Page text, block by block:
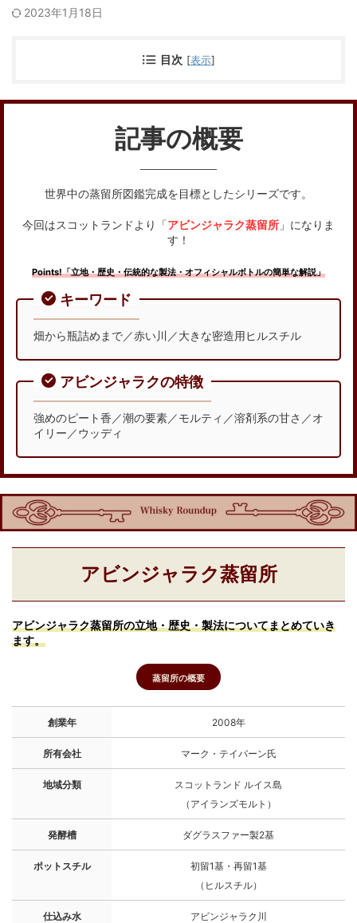
2023年1月18日
目次 [表示]
記事の概要
世界中の蒸留所図鑑完成を目標としたシリーズです。
今回はスコットランドより「アビンジャラク蒸留所 」になりま
す！
Points!「立地・歴史・伝統的な製法・オフィシャルボトルの簡単な解説」
キーワード
畑から瓶詰めまで／赤い川／大きな密造用ヒルスチル
アビンジャラクの特徴
強めのピート香／潮の要素／モルティ／溶剤系の甘さ／オ
イリー／ウッディ
アビンジャラク蒸留所
アビンジャラク蒸留所の立地・歴史・製法についてまとめていき
ます。
蒸留所の概要
創業年 2008年
所有会社 マーク・テイバーン氏
地域分類
スコットランド ルイス島
（アイランズモルト）
発酵槽 ダグラスファー製2基
ポットスチル
初留1基・再留1基
（ヒルスチル）
仕込み水 アビンジャラク川